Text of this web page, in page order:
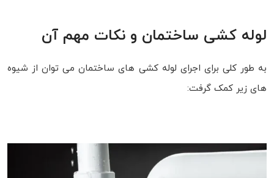
لوله کشی ساختمان و نکات مهم آن
به طور کلی برای اجرای لوله کشی های ساختمان می توان از شیوه
های زیر کمک گرفت: